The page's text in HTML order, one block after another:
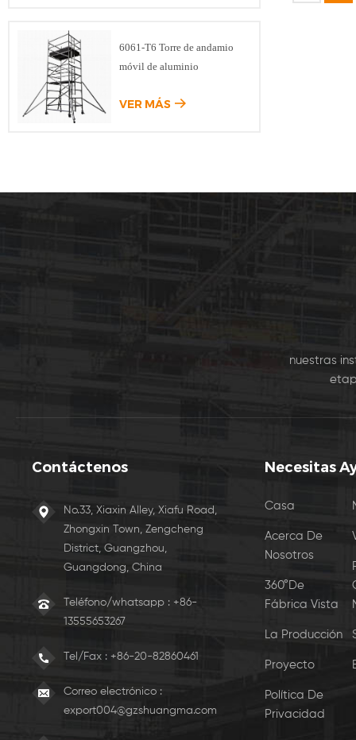
6061-T6 Torre de andamio
móvil de aluminio
VER MÁS
nuestras
Contáctenos
No.33, Xiaxin Alley, Xiafu Road,
Zhongxin Town, Zengcheng
District, Guangzhou,
Guangdong, China
Teléfono/whatsapp : +86-
13555653267
Tel/Fax : +86-20-82860461
Correo electrónico :
export004@gzshuangma.com
Necesitas
Casa
Acerca De
Nosotros
360°De
Fábrica Vista
La Producción
Proyecto
Política De
Privacidad